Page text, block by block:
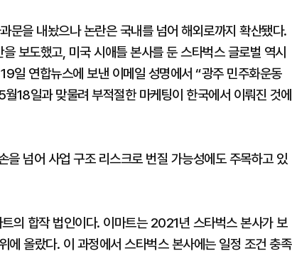
문을 내놨으나 논란은 국내를 넘어 해외로까지 확산됐다.
보도했고, 미국 시애틀 본사를 둔 스타벅스 글로벌 역시
일 연합뉴스에 보낸 이메일 성명에서 “광주 민주화운동
18일과 맞물려 부적절한 마케팅이 한국에서 이뤄진 것에
을 넘어 사업 구조 리스크로 번질 가능성에도 주목하고 있
의 합작 법인이다. 이마트는 2021년 스타벅스 본사가 보
올랐다. 이 과정에서 스타벅스 본사에는 일정 조건 충족